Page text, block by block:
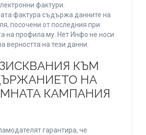
фактури.
фактура съдържа данните на
посочени от последния при
на профила му. Нет Инфо не носи
верността на тези данни.
КЪМ
НА
КАМПАНИЯ
гарантира, че